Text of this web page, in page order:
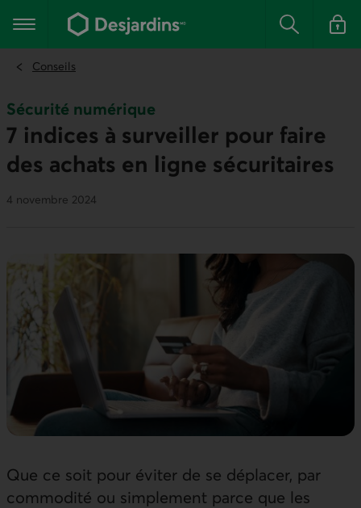
contenu
Menu principal Rechercher
Se
Conseils
Sécurité numérique
7 indices à surveiller pour faire
des achats en ligne sécuritaires
4 novembre 2024
Que ce soit pour éviter de se déplacer, par
commodité ou simplement parce que les